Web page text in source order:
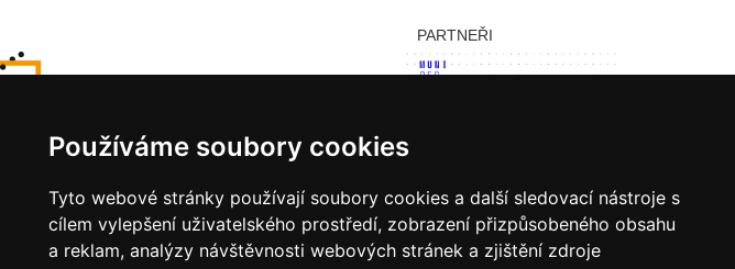
Používáme soubory cookies
Tyto webové stránky používají soubory cookies a další sledovací nástroje s
cílem vylepšení uživatelského prostředí, zobrazení přizpůsobeného obsahu
a reklam, analýzy návštěvnosti webových stránek a zjištění zdroje
PARTNEŘI
a analýze návštěvnosti soubory cookie.Pro úpravu převolby klikněte zde.